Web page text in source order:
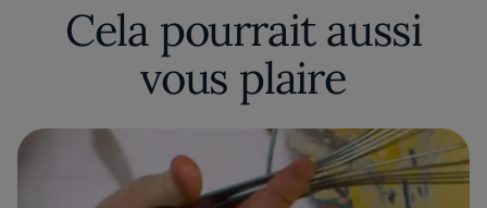
Cela pourrait aussi
vous plaire